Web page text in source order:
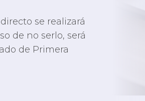
se realizará
de no serlo, será
de Primera